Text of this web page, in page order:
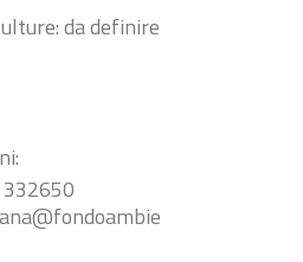
da definire